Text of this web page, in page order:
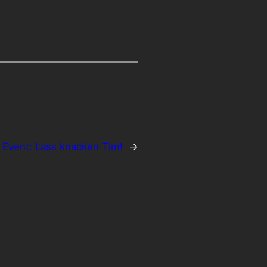
Lass knacken Tim! →